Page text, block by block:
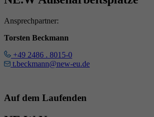
Ansprechpartner:
Torsten Beckmann
+49 2486 . 8015-0
t.beckmann@new-eu.de
Auf dem Laufenden